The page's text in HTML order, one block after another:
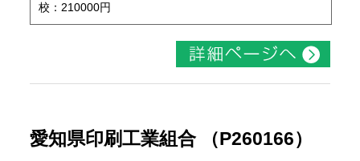
校：210000円
愛知県印刷工業組合 （P260166）